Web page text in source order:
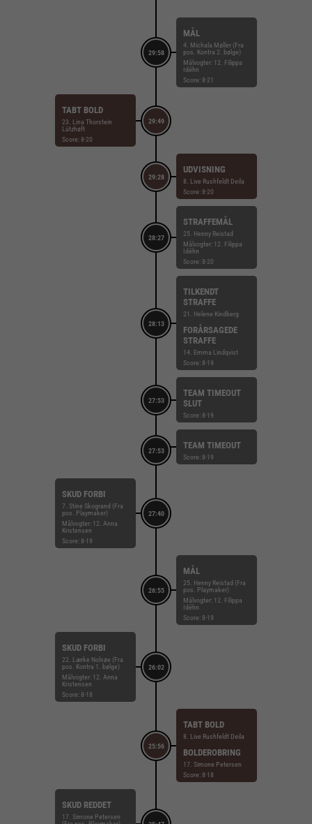
29:58
MÅL
4. Michala Møller (Fra
pos. Kontra 2. bølge)
Målvogter: 12. Filippa
Idéhn
Score: 8-21
29:49
TABT BOLD
23. Lina Thorstein
Lützhøft
Score: 8-20
29:28
UDVISNING
8. Live Rushfeldt Deila
Score: 8-20
28:27
STRAFFEMÅL
25. Henny Reistad
Målvogter: 12. Filippa
Idéhn
Score: 8-20
28:13
TILKENDT
STRAFFE
21. Helene Kindberg
FORÅRSAGEDE
STRAFFE
14. Emma Lindqvist
Score: 8-19
27:53
TEAM TIMEOUT
SLUT
Score: 8-19
27:53
TEAM TIMEOUT
Score: 8-19
27:40
SKUD FORBI
7. Stine Skogrand (Fra
pos. Playmaker)
Målvogter: 12. Anna
Kristensen
Score: 8-19
26:55
MÅL
25. Henny Reistad (Fra
pos. Playmaker)
Målvogter: 12. Filippa
Idéhn
Score: 8-19
26:02
SKUD FORBI
22. Lærke Nolsøe (Fra
pos. Kontra 1. bølge)
Målvogter: 12. Anna
Kristensen
Score: 8-18
25:56
TABT BOLD
8. Live Rushfeldt Deila
BOLDEROBRING
17. Simone Petersen
Score: 8-18
SKUD REDDET
17. Simone Petersen